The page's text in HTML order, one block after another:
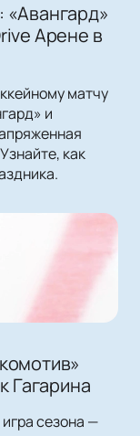
Арене в
матчу
и
как
Гагарина
сезона —